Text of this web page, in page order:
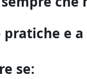
e
se: